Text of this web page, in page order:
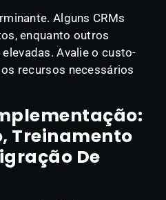
Alguns CRMs
enquanto outros
Avalie o custo-
recursos necessários
Treinamento
De